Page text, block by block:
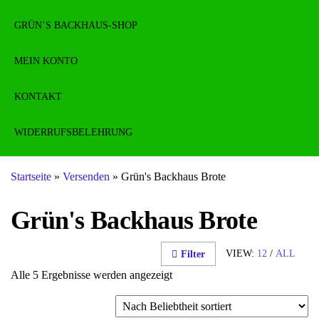
GRÜN’S BACKHAUS-SHOP
MEIN KONTO
KONTAKT
WIDERRUFSBELEHRUNG
Startseite » Versenden » Grün's Backhaus Brote
Grün's Backhaus Brote
VIEW: 12 / ALL
Filter
Alle 5 Ergebnisse werden angezeigtNach Beliebtheit sortiert